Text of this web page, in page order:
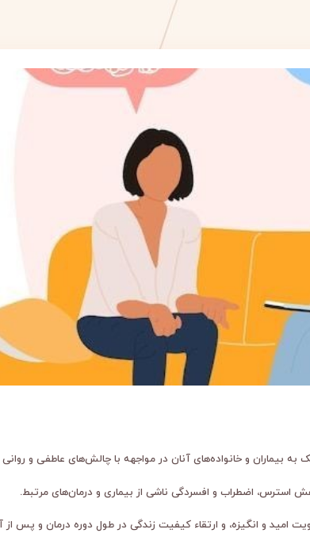
بیماران و خانواده‌های آنان در مواجهه با چالش‌های عاطفی و روانی
اضطراب و افسردگی ناشی از بیماری و درمان‌های مرتبط.
امید و انگیزه، و ارتقاء کیفیت زندگی در طول دوره درمان و پس از